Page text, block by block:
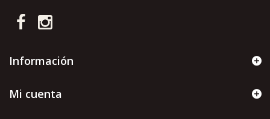
Información
Mi cuenta